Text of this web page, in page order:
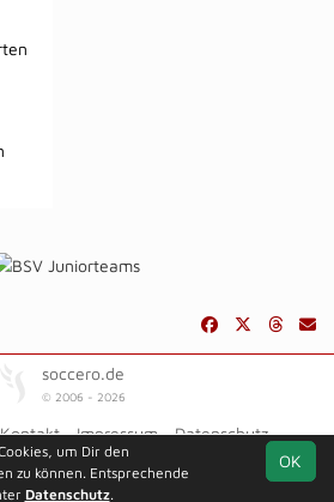
soccero.de
© 2006 - 2026
Kontakt Impressum
Datenschutz
OK
um Dir den
zu können. Entsprechende
Datenschutz.